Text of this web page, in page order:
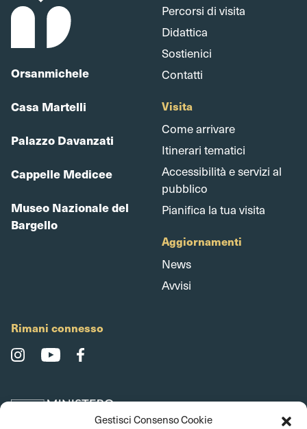
Gestisci Consenso Cookie
Orsanmichele
Casa Martelli
Palazzo Davanzati
Cappelle Medicee
Museo Nazionale del
Bargello
Percorsi di visita
Didattica
Sostienici
Contatti
Visita
Come arrivare
Itinerari tematici
Accessibilità e servizi al
pubblico
Pianifica la tua visita
Aggiornamenti
News
Avvisi
Rimani connesso